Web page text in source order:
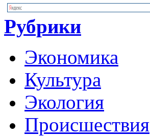
Рубрики
Экономика
Культура
Экология
Происшествия